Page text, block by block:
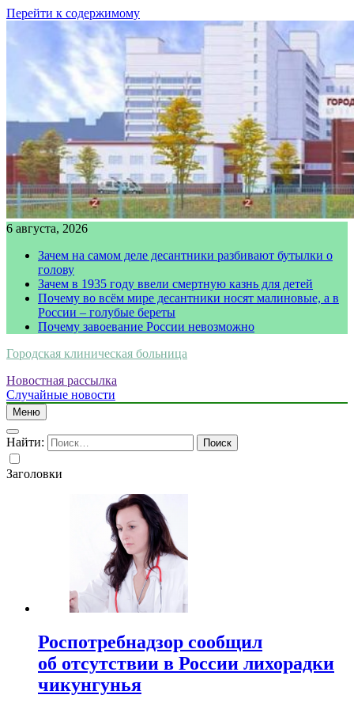
Перейти к содержимому
6 августа, 2026
Зачем на самом деле десантники разбивают бутылки о
голову
Зачем в 1935 году ввели смертную казнь для детей
Почему во всём мире десантники носят малиновые, а в
России – голубые береты
Почему завоевание России невозможно
Городская клиническая больница
Новостная рассылка
Случайные новости
Меню
Найти:
Заголовки
Роспотребнадзор сообщил
об отсутствии в России лихорадки
чикунгунья